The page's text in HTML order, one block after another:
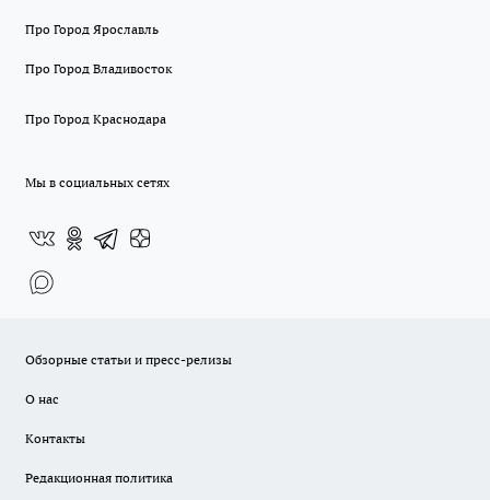
Про Город Ярославль
Про Город Владивосток
Про Город Краснодара
Мы в социальных сетях
Обзорные статьи и пресс-релизы
О нас
Контакты
Редакционная политика